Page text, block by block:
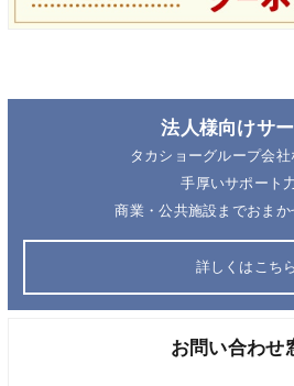
法人様向けサ
タカショーグループ会
手厚いサポート力
商業・公共施設までおまか
詳しくはこちら
お問い合わせ